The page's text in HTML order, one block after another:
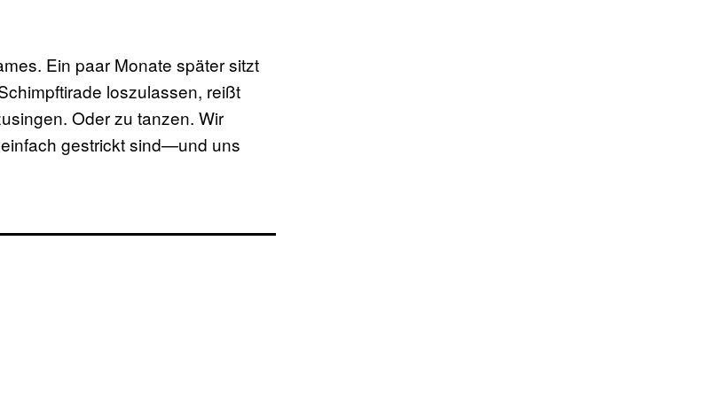
Ein paar Monate später sitzt
loszulassen, reißt
Oder zu tanzen. Wir
gestrickt sind—und uns